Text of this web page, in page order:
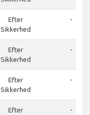
Efter
Sikkerhed
-
Efter
Sikkerhed
-
Efter
Sikkerhed
-
Efter
-